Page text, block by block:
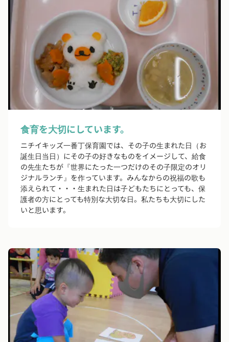
食育を大切にしています。
ニチイキッズ一番丁保育園では、その子の生まれた日（お
誕生日当日）にその子の好きなものをイメージして、給食
の先生たちが『世界にたった一つだけのその子限定のオリ
ジナルランチ』を作っています。みんなからの祝福の歌も
添えられて・・・生まれた日は子どもたちにとっても、保
護者の方にとっても特別な大切な日。私たちも大切にした
いと思います。